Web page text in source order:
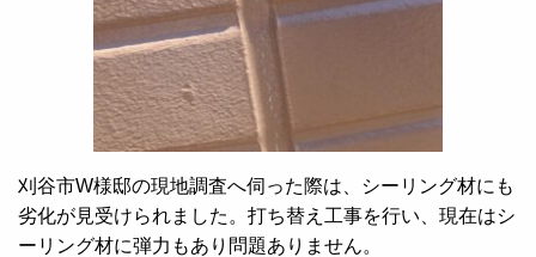
刈谷市W様邸の現地調査へ伺った際は、シーリング材にも
劣化が見受けられました。打ち替え工事を行い、現在はシ
ーリング材に弾力もあり問題ありません。